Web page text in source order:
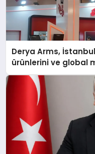
Derya Arms,
ürünlerini ve global